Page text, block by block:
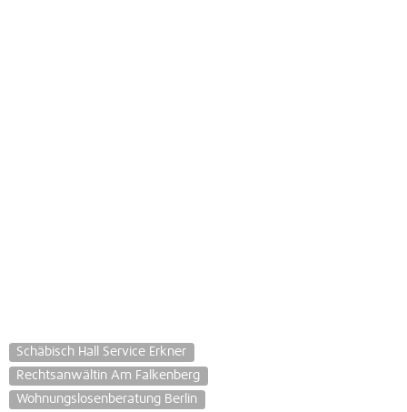
Schäbisch Hall Service Erkner
Rechtsanwältin Am Falkenberg
Wohnungslosenberatung Berlin